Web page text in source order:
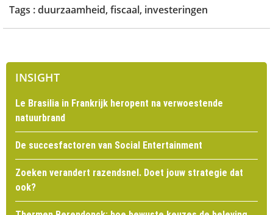
Tags :duurzaamheid, fiscaal, investeringen
INSIGHT
Le Brasilia in Frankrijk heropent na verwoestende
natuurbrand
De succesfactoren van Social Entertainment
Zoeken verandert razendsnel. Doet jouw strategie dat
ook?